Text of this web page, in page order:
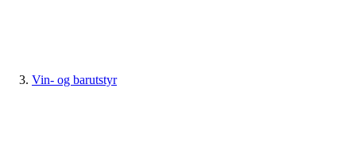
Vin- og barutstyr